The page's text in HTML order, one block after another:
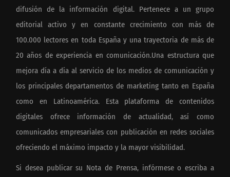
difusión de la información digital. Pertenece a un grupo
editorial activo y en constante crecimiento con más de
100.000 lectores en toda España y una trayectoria de más de
20 años de experiencia en comunicación.Una estructura que
mejora día a día al servicio de los medios de comunicación y
los principales departamentos de marketing tanto en España
como en Latinoamérica. Esta plataforma de contenidos
digitales ofrece información de actualidad, así como
comunicados empresariales con publicación en redes sociales
ofreciendo el máximo impacto y la mayor visibilidad.
Si desea publicar su Nota de Prensa, infórmese o escriba a